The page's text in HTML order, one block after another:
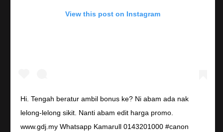
View this post on Instagram
Hi. Tengah beratur ambil bonus ke? Ni abam ada nak
lelong-lelong sikit. Nanti abam edit harga promo.
www.gdj.my Whatsapp Kamarull 0143201000 #canon